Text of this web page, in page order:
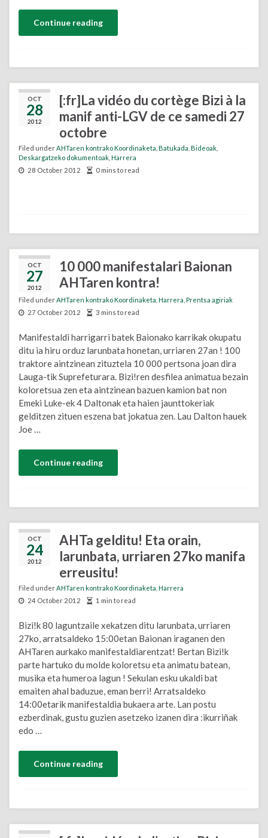
Continue reading
OCT
28
2012
[:fr]La vidéo du cortège Bizi à la
manif anti-LGV de ce samedi 27
octobre
Filed underAHTaren kontrako Koordinaketa Batukada Bideoak
Deskargatzeko dokumentoak Harrera
28 October 2012
0 mins to read
OCT
27
2012
10 000 manifestalari Baionan
AHTaren kontra!
Filed under AHTaren kontrako Koordinaketa Harrera Prentsa agiriak
27 October 2012
3 mins to read
Manifestaldi harrigarri batek Baionako karrikak okupatu
ditu ia hiru orduz larunbata honetan, urriaren 27an ! 100
traktore aintzinean zituztela 10 000 pertsona joan dira
Lauga-tik Suprefeturara. Bizi!ren desfilea animatua bezain
koloretsua zen eta aintzinean bazuen kamion bat non
Emeki Luke-ek 4 Daltonak eta haien jaunttokeriak
gelditzen zituen eszena bat jokatua zen. Lau Dalton hauek
Joe …
Continue reading
OCT
24
2012
AHTa gelditu! Eta orain,
larunbata, urriaren 27ko manifa
erreusitu!
Filed under AHTaren kontrako Koordinaketa Harrera
24 October 2012
1 min to read
Bizi!k 80 laguntzaile xekatzen ditu larunbata, urriaren
27ko, arratsaldeko 15:00etan Baionan iraganen den
AHTaren aurkako manifestaldiarentzat! Bertan Bizi!k
parte hartuko du molde koloretsu eta animatu batean,
musika eta humeroa lagun ! Sekulan esku ukaldi bat
emaiten ahal baduzue, eman berri! Arratsaldeko
14:00etarik manifestaldia bukaera arte. Lan postu
ezberdinak, gustu guzien asetzeko izanen dira :ikurriñak
edo …
Continue reading